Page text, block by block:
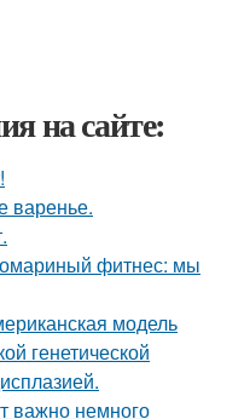
на сайте:
варенье.
фитнес: мы
модель
генетической
важно немного